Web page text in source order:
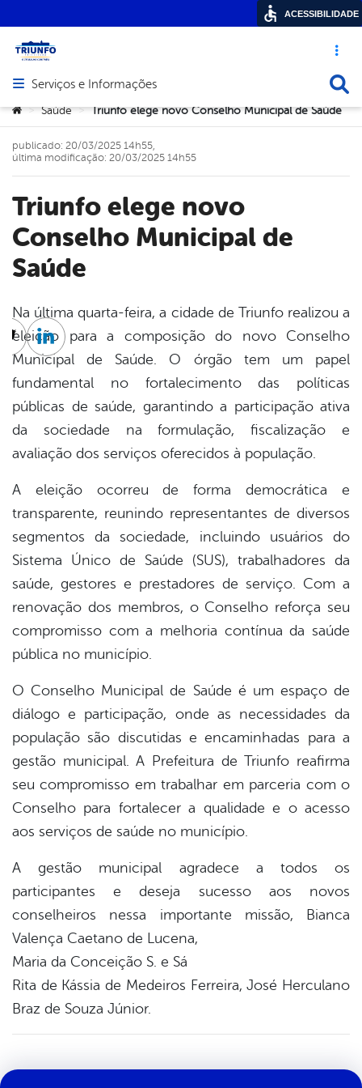
Acesso
Abrir menu principal de navegação
Serviços e Informações
Você está aqui:
> Saúde > Triunfo elege novo Conselho Municipal de Saúde
Triunfo elege novo
Conselho Municipal de
Saúde
publicado: 20/03/2025 14h55,
última modificação: 20/03/2025 14h55
Na última quarta-feira, a cidade de Triunfo realizou a
eleição para a composição do novo Conselho
Municipal de Saúde. O órgão tem um papel
fundamental no fortalecimento das políticas
públicas de saúde, garantindo a participação ativa
da sociedade na formulação, fiscalização e
avaliação dos serviços oferecidos à população.
A eleição ocorreu de forma democrática e
transparente, reunindo representantes de diversos
segmentos da sociedade, incluindo usuários do
Sistema Único de Saúde (SUS), trabalhadores da
saúde, gestores e prestadores de serviço. Com a
renovação dos membros, o Conselho reforça seu
compromisso com a melhoria contínua da saúde
pública no município.
O Conselho Municipal de Saúde é um espaço de
diálogo e participação, onde as necessidades da
população são discutidas e encaminhadas para a
gestão municipal. A Prefeitura de Triunfo reafirma
seu compromisso em trabalhar em parceria com o
Conselho para fortalecer a qualidade e o acesso
aos serviços de saúde no município.
A gestão municipal agradece a todos os
participantes e deseja sucesso aos novos
conselheiros nessa importante missão, Bianca
Valença Caetano de Lucena,
Maria da Conceição S. e Sá
Rita de Kássia de Medeiros Ferreira, José Herculano
Braz de Souza Júnior.
TwitterLinkedin
ACESSIBILIDADE